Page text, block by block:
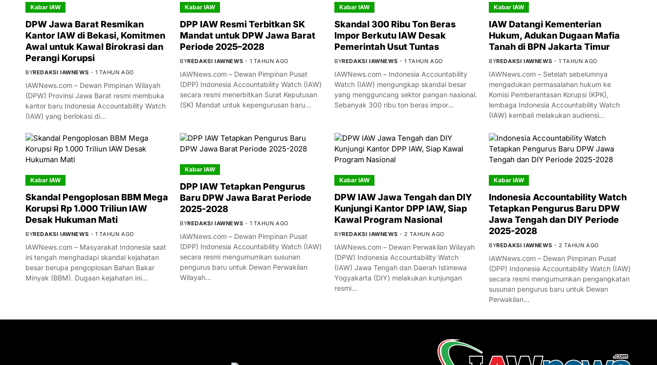
Kabar IAW
DPW Jawa Barat Resmikan
Kantor IAW di Bekasi, Komitmen
Awal untuk Kawal Birokrasi dan
Perangi Korupsi
BYREDAKSI IAWNEWS 1 TAHUN AGO
IAWNews.com – Dewan Pimpinan Wilayah
(DPW) Provinsi Jawa Barat resmi membuka
kantor baru Indonesia Accountability Watch
(IAW) yang berlokasi di…
Kabar IAW
DPP IAW Resmi Terbitkan SK
Mandat untuk DPW Jawa Barat
Periode 2025–2028
BYREDAKSI IAWNEWS 1 TAHUN AGO
IAWNews.com – Dewan Pimpinan Pusat
(DPP) Indonesia Accountability Watch (IAW)
secara resmi menerbitkan Surat Keputusan
(SK) Mandat untuk kepengurusan baru…
Kabar IAW
Skandal 300 Ribu Ton Beras
Impor Berkutu IAW Desak
Pemerintah Usut Tuntas
BYREDAKSI IAWNEWS 1 TAHUN AGO
IAWNews.com – Indonesia Accountability
Watch (IAW) mengungkap skandal besar
yang mengguncang sektor pangan nasional.
Sebanyak 300 ribu ton beras impor…
Kabar IAW
IAW Datangi Kementerian
Hukum, Adukan Dugaan Mafia
Tanah di BPN Jakarta Timur
BYREDAKSI IAWNEWS 1 TAHUN AGO
IAWNews.com – Setelah sebelumnya
mengadukan permasalahan hukum ke
Komisi Pemberantasan Korupsi (KPK),
lembaga Indonesia Accountability Watch
(IAW) kembali melakukan audiensi…
Kabar IAW
Skandal Pengoplosan BBM Mega
Korupsi Rp 1.000 Triliun IAW
Desak Hukuman Mati
BYREDAKSI IAWNEWS 1 TAHUN AGO
IAWNews.com – Masyarakat Indonesia saat
ini tengah menghadapi skandal kejahatan
besar berupa pengoplosan Bahan Bakar
Minyak (BBM). Dugaan kejahatan ini…
Kabar IAW
DPP IAW Tetapkan Pengurus
Baru DPW Jawa Barat Periode
2025-2028
BYREDAKSI IAWNEWS 1 TAHUN AGO
IAWNews.com – Dewan Pimpinan Pusat
(DPP) Indonesia Accountability Watch (IAW)
secara resmi mengumumkan susunan
pengurus baru untuk Dewan Perwakilan
Wilayah…
Kabar IAW
DPW IAW Jawa Tengah dan DIY
Kunjungi Kantor DPP IAW, Siap
Kawal Program Nasional
BYREDAKSI IAWNEWS 2 TAHUN AGO
IAWNews.com – Dewan Perwakilan Wilayah
(DPW) Indonesia Accountability Watch
(IAW) Jawa Tengah dan Daerah Istimewa
Yogyakarta (DIY) melakukan kunjungan
resmi…
Kabar IAW
Indonesia Accountability Watch
Tetapkan Pengurus Baru DPW
Jawa Tengah dan DIY Periode
2025-2028
BYREDAKSI IAWNEWS 2 TAHUN AGO
IAWNews.com – Dewan Pimpinan Pusat
(DPP) Indonesia Accountability Watch (IAW)
secara resmi mengumumkan pengangkatan
susunan pengurus baru untuk Dewan
Perwakilan…